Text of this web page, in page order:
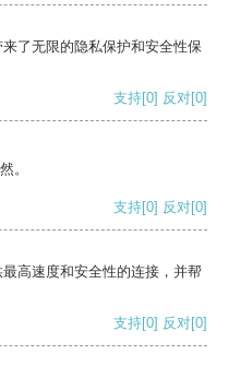
了无限的隐私保护和安全性保
支持[0] 反对[0]
。
支持[0] 反对[0]
高速度和安全性的连接，并帮
支持[0] 反对[0]